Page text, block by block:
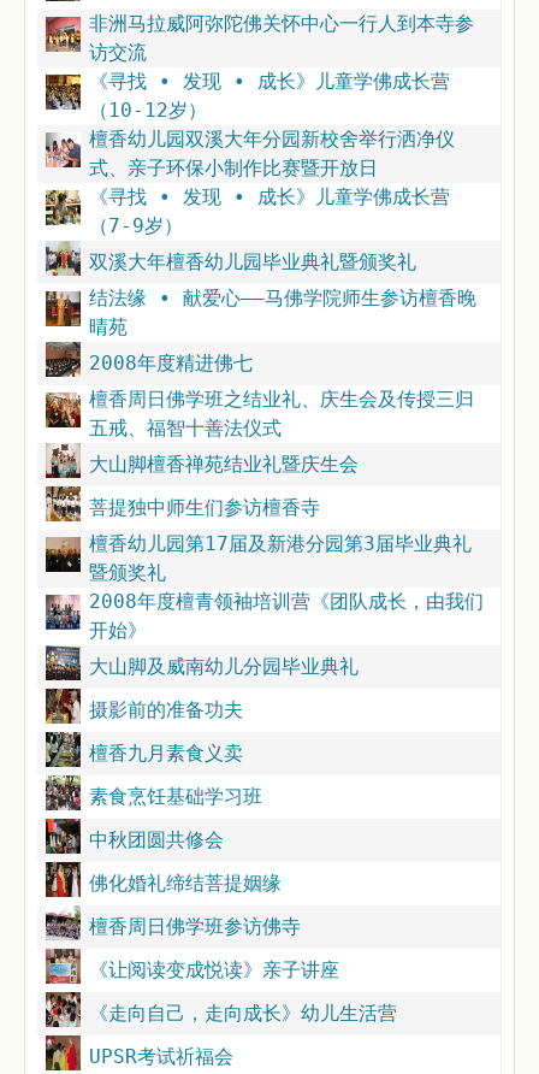
非洲马拉威阿弥陀佛关怀中心一行人到本寺参
访交流
《寻找 ∙ 发现 ∙ 成长》儿童学佛成长营
（10-12岁）
檀香幼儿园双溪大年分园新校舍举行洒净仪
式、亲子环保小制作比赛暨开放日
《寻找 ∙ 发现 ∙ 成长》儿童学佛成长营
（7-9岁）
双溪大年檀香幼儿园毕业典礼暨颁奖礼
结法缘 ∙ 献爱心——马佛学院师生参访檀香晚
晴苑
2008年度精进佛七
檀香周日佛学班之结业礼、庆生会及传授三归
五戒、福智十善法仪式
大山脚檀香禅苑结业礼暨庆生会
菩提独中师生们参访檀香寺
檀香幼儿园第17届及新港分园第3届毕业典礼
暨颁奖礼
2008年度檀青领袖培训营《团队成长，由我们
开始》
大山脚及威南幼儿分园毕业典礼
摄影前的准备功夫
檀香九月素食义卖
素食烹饪基础学习班
中秋团圆共修会
佛化婚礼缔结菩提姻缘
檀香周日佛学班参访佛寺
《让阅读变成悦读》亲子讲座
《走向自己，走向成长》幼儿生活营
UPSR考试祈福会